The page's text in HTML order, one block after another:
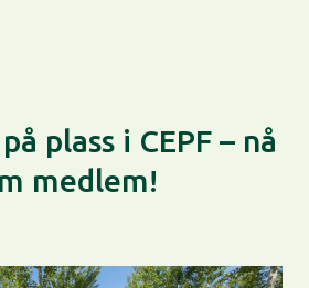
plass i CEPF – nå
medlem!